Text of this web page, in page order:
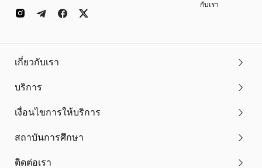
กับเรา
เกี่ยวกับเรา
บริการ
เงื่อนไขการให้บริการ
สถาบันการศึกษา
ติดต่อเรา